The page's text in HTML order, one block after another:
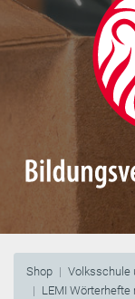
Shop Volksschule
LEMI